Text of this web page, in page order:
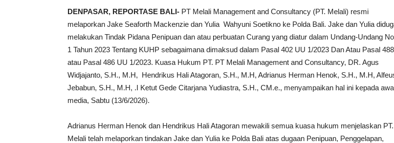
DENPASAR, REPORTASE BALI- PT Melali Management and Consultancy (PT. Melali) resmi
melaporkan Jake Seaforth Mackenzie dan Yulia Wahyuni Soetikno ke Polda Bali. Jake dan Yulia
melakukan Tindak Pidana Penipuan dan atau perbuatan Curang yang diatur dalam Undang-Undang
1 Tahun 2023 Tentang KUHP sebagaimana dimaksud dalam Pasal 402 UU 1/2023 Dan Atau Pasal 488
atau Pasal 486 UU 1/2023. Kuasa Hukum PT. PT Melali Management and Consultancy, DR. Agus
Widjajanto, S.H., M.H, Hendrikus Hali Atagoran, S.H., M.H, Adrianus Herman Henok, S.H., M.H,
Jebabun, S.H., M.H, .I Ketut Gede Citarjana Yudiastra, S.H., CM.e., menyampaikan hal ini kepada
media, Sabtu (13/6/2026).
Adrianus Herman Henok dan Hendrikus Hali Atagoran mewakili semua kuasa hukum menjelaskan PT.
Melali telah melaporkan tindakan Jake dan Yulia ke Polda Bali atas dugaan Penipuan, Penggelapan,